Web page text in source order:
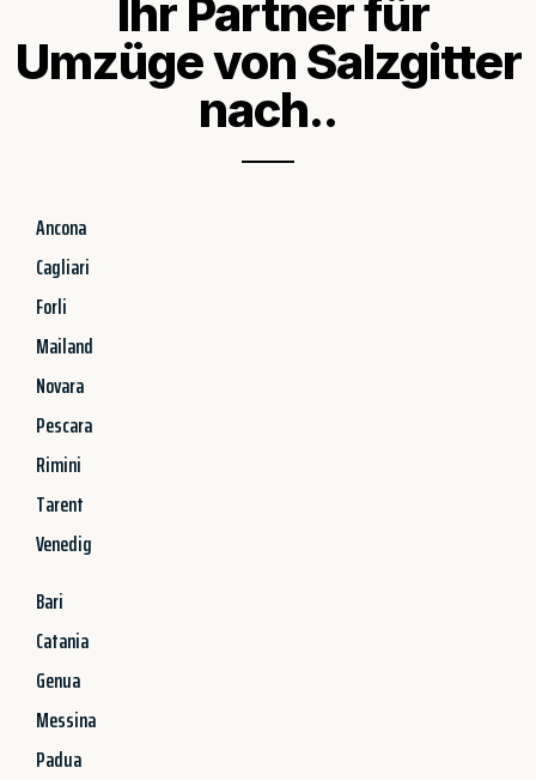
Ihr Partner für
Umzüge von Salzgitter
nach..
Ancona
Cagliari
Forli
Mailand
Novara
Pescara
Rimini
Tarent
Venedig
Bari
Catania
Genua
Messina
Padua